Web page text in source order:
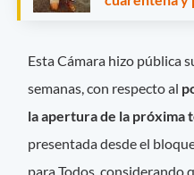
Esta Cámara hizo pública
semanas, con respecto al
la apertura de la próxima
presentada desde el
para Todos, considerando